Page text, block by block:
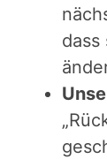
dass